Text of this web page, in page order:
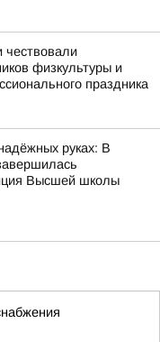
чествовали
физкультуры и
праздника
руках: В
Высшей школы